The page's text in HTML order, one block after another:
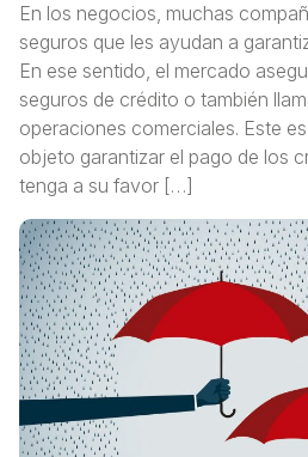
En los negocios, muchas
seguros que les ayudan a
En ese sentido, el mercado
seguros de crédito o también
operaciones comerciales. Este
objeto garantizar el pago de los
tenga a su favor […]